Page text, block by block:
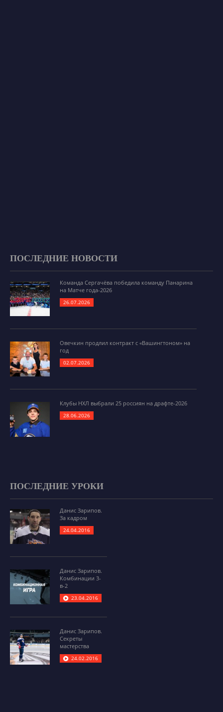
ПОСЛЕДНИЕ НОВОСТИ
Команда Сергачёва победила команду Панарина
на Матче года-2026
26.07.2026
Овечкин продлил контракт с «Вашингтоном» на
год
02.07.2026
Клубы НХЛ выбрали 25 россиян на драфте-2026
28.06.2026
ПОСЛЕДНИЕ УРОКИ
Данис Зарипов.
За кадром
24.04.2016
Данис Зарипов.
Комбинации 3-
в-2
23.04.2016
Данис Зарипов.
Секреты
мастерства
24.02.2016